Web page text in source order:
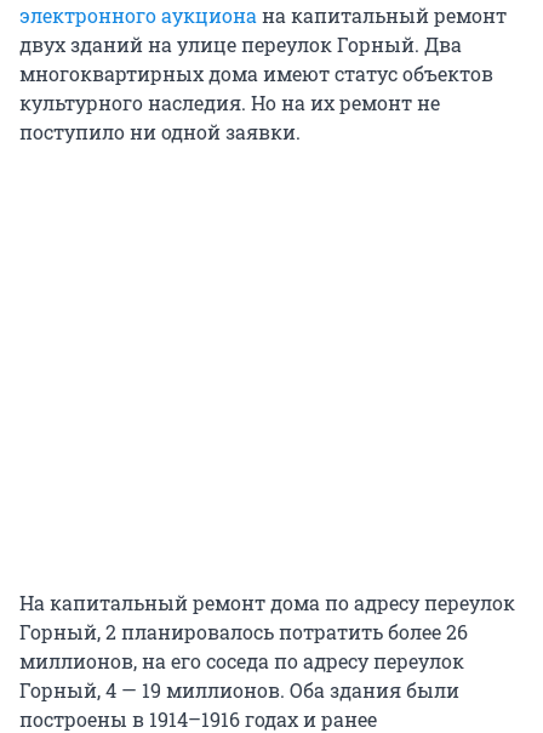
электронного аукциона на капитальный ремонт
двух зданий на улице переулок Горный. Два
многоквартирных дома имеют статус объектов
культурного наследия. Но на их ремонт не
поступило ни одной заявки.
На капитальный ремонт дома по адресу переулок
Горный, 2 планировалось потратить более 26
миллионов, на его соседа по адресу переулок
Горный, 4 — 19 миллионов. Оба здания были
построены в 1914–1916 годах и ранее